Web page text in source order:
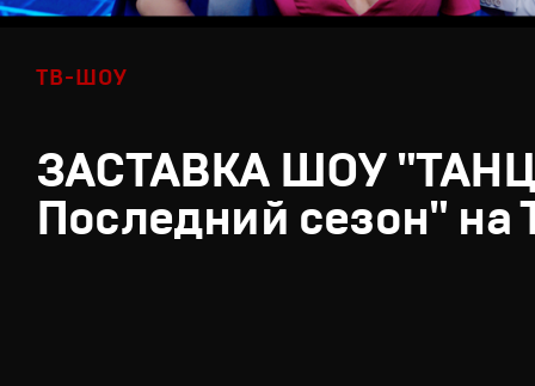
ТВ-ШОУ
ЗАСТАВКА ШОУ
Последний сезон" на